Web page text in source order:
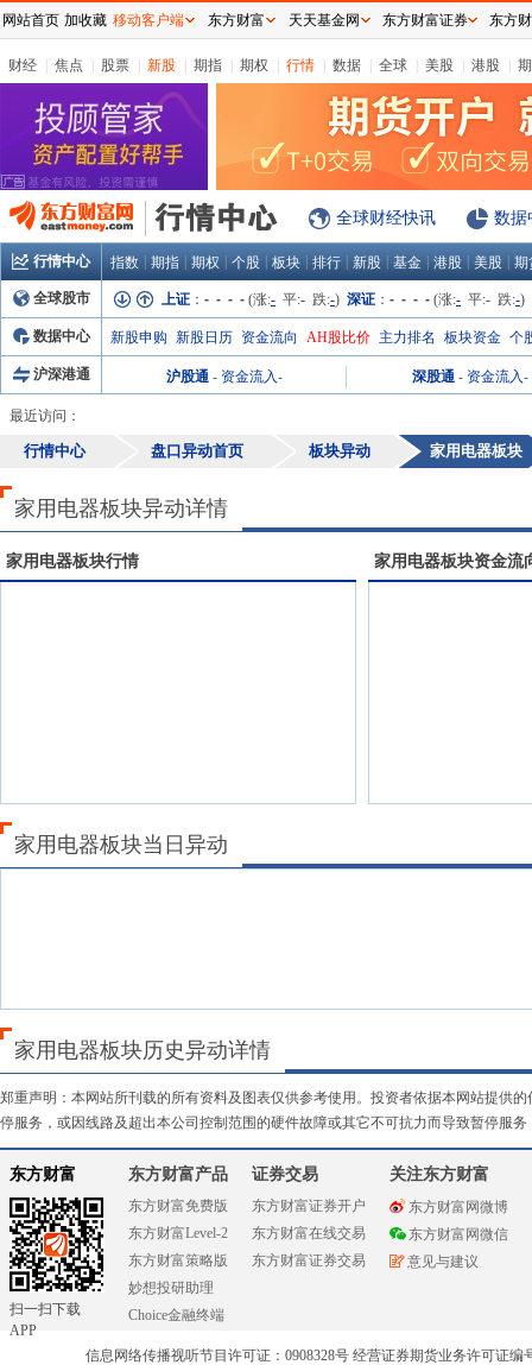
财经 焦点 股票 新股 期指 期权 行情 数据 全球 美股 港股
全球财经快讯 数据
行情中心 指数 期指 期权 个股 板块 排行 新股 基金 港股 美股 期
全球股市 上证 ： - - - - (涨:- 平:- 跌:-) 深证 ： - - - - (涨:- 平:- 跌:-)
数据中心 新股申购 新股日历 资金流向 AH股比价 主力排名 板块资金 个
沪深港通 沪股通 - 资金流入- 深股通 - 资金流入-
最近访问：
行情中心 盘口异动首页 板块异动 家用电器板块
家用电器板块异动详情
家用电器板块行情 家用电器板块资金流
家用电器板块当日异动
家用电器板块历史异动详情
郑重声明：本网站所刊载的所有资料及图表仅供参考使用。投资者依据本网站提供
停服务，或因线路及超出本公司控制范围的硬件故障或其它不可抗力而导致暂停服
东方财富
扫一扫下载
APP
东方财富产品
东方财富免费版
东方财富Level-2
东方财富策略版
妙想投研助理
Choice金融终端
证券交易
东方财富证券开户
东方财富在线交易
东方财富证券交易
关注东方财富
东方财富网微博
东方财富网微信
意见与建议
信息网络传播视听节目许可证：0908328号 经营证券期货业务许可证编
网站首页 加收藏 移动客户端 东方财富 天天基金网 东方财富证券 东方